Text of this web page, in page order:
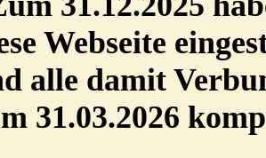
Webseite
alle damit
31.03.2026